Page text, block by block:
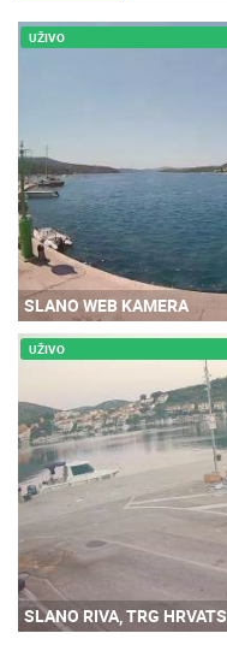
UŽIVO
SLANO WEB KAMERA
UŽIVO
SLANO RIVA, TRG